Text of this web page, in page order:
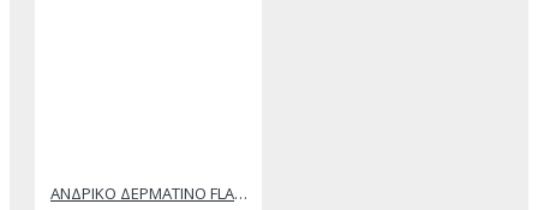
ΑΝΔΡΙΚΟ ΔΕΡΜΑΤΙΝΟ FLAT ΣΑΝΔΑΛΙ ΜΑΥΡΟ ΔΟΥΚΑΣ